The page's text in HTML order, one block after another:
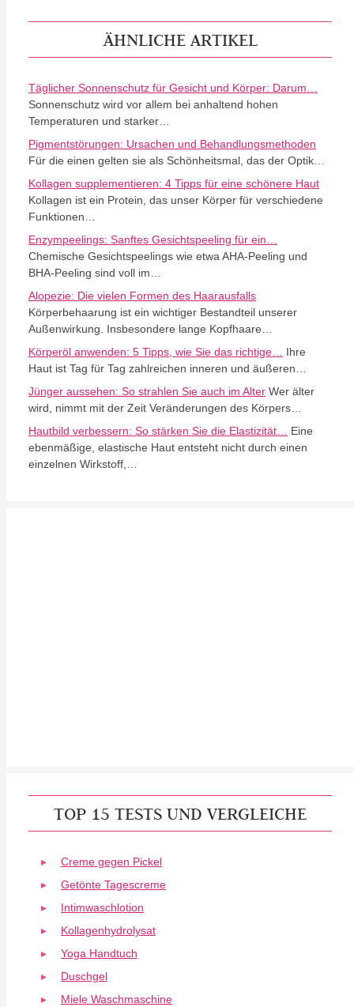
ÄHNLICHE ARTIKEL
Täglicher Sonnenschutz für Gesicht und Körper: Darum…
Sonnenschutz wird vor allem bei anhaltend hohen
Temperaturen und starker…
Pigmentstörungen: Ursachen und Behandlungsmethoden
Für die einen gelten sie als Schönheitsmal, das der Optik…
Kollagen supplementieren: 4 Tipps für eine schönere Haut
Kollagen ist ein Protein, das unser Körper für verschiedene
Funktionen…
Enzympeelings: Sanftes Gesichtspeeling für ein…
Chemische Gesichtspeelings wie etwa AHA-Peeling und
BHA-Peeling sind voll im…
Alopezie: Die vielen Formen des Haarausfalls
Körperbehaarung ist ein wichtiger Bestandteil unserer
Außenwirkung. Insbesondere lange Kopfhaare…
Körperöl anwenden: 5 Tipps, wie Sie das richtige… Ihre
Haut ist Tag für Tag zahlreichen inneren und äußeren…
Jünger aussehen: So strahlen Sie auch im Alter Wer älter
wird, nimmt mit der Zeit Veränderungen des Körpers…
Hautbild verbessern: So stärken Sie die Elastizität… Eine
ebenmäßige, elastische Haut entsteht nicht durch einen
einzelnen Wirkstoff,…
TOP 15 TESTS UND VERGLEICHE
Creme gegen Pickel
Getönte Tagescreme
Intimwaschlotion
Kollagenhydrolysat
Yoga Handtuch
Duschgel
Miele Waschmaschine